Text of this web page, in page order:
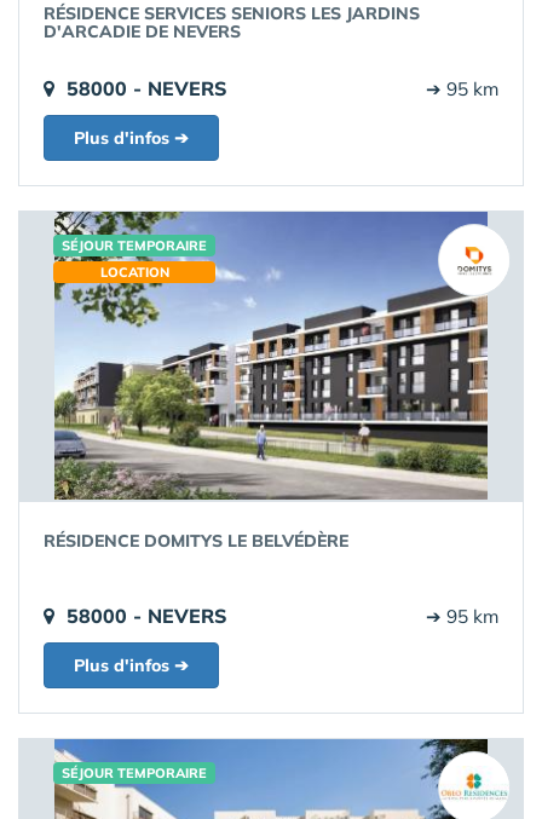
RÉSIDENCE SERVICES SENIORS LES JARDINS
D'ARCADIE DE NEVERS
58000 - NEVERS ➔ 95 km
Plus d'infos ➔
SÉJOUR TEMPORAIRE
LOCATION
RÉSIDENCE DOMITYS LE BELVÉDÈRE
58000 - NEVERS ➔ 95 km
Plus d'infos ➔
SÉJOUR TEMPORAIRE